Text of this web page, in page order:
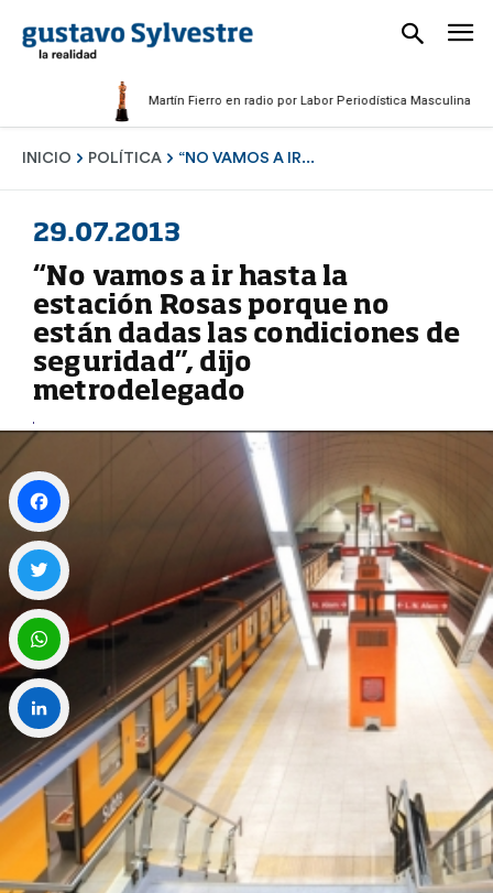
Martín Fierro en radio por Labor Periodística Masculina 2025
INICIO POLÍTICA “NO VAMOS A IR...
29.07.2013
“No vamos a ir hasta la
estación Rosas porque no
están dadas las condiciones de
seguridad”, dijo
metrodelegado
Facebook
Twitter
WhatsApp
LinkedIn